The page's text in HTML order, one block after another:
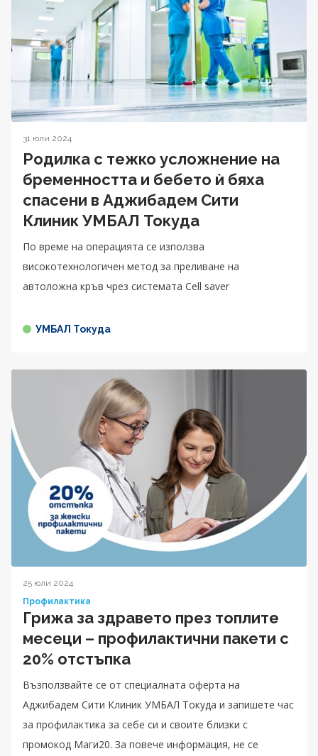
31 юли 2024
Родилка с тежко усложнение на
бременността и бебето ѝ бяха
спасени в Аджибадем Сити
Клиник УМБАЛ Токуда
По време на операцията се използва
високотехнологичен метод за преливане на
автоложна кръв чрез системата Cell saver
УМБАЛ Токуда
25 юли 2024
Профилактика
Грижа за здравето през топлите
месеци – профилактични пакети с
20% отстъпка
Възползвайте се от специалната оферта на
Аджибадем Сити Клиник УМБАЛ Токуда и запишете час
за профилактика за себе си и своите близки с
промокод Маги20. За повече информация, не се